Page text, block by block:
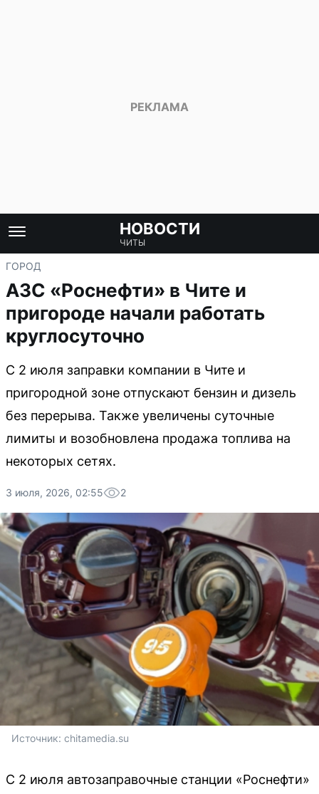
НОВОСТИ
ЧИТЫ
ГОРОД
АЗС «Роснефти» в Чите и
пригороде начали работать
круглосуточно
С 2 июля заправки компании в Чите и
пригородной зоне отпускают бензин и дизель
без перерыва. Также увеличены суточные
лимиты и возобновлена продажа топлива на
некоторых сетях.
3 июля, 2026, 02:55 2
Источник: chitamedia.su
С 2 июля автозаправочные станции «Роснефти»